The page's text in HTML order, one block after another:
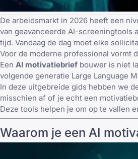
De arbeidsmarkt in 2026 heeft een
van geavanceerde AI-screeningtools
tijd. Vandaag de dag moet elke
Voor de moderne professional vormt
Een AI motivatiebrief bouwer is niet
volgende generatie Large Language
In deze uitgebreide gids hebben we
misschien af of je echt een
Deze tools helpen je om op te vallen
Waarom je een AI